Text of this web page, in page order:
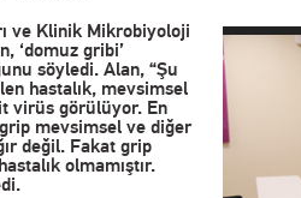
ve Klinik Mikrobiyoloji
‘domuz gribi’
söyledi. Alan, “Şu
hastalık, mevsimsel
virüs görülüyor. En
mevsimsel ve diğer
değil. Fakat grip
olmamıştır.